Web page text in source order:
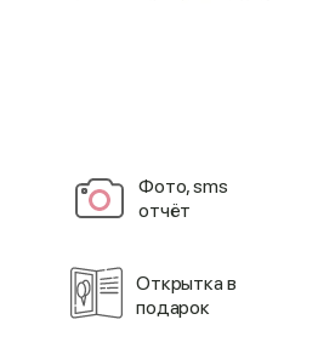
Фото, sms
отчёт
Открытка в
подарок